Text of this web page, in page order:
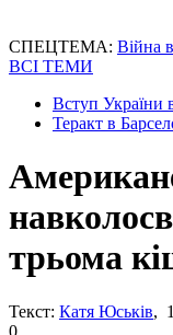
СПЕЦТЕМА: Війна
ВСІ ТЕМИ
Вступ України
Теракт в
трьома
Текст: Катя Юськів,
0